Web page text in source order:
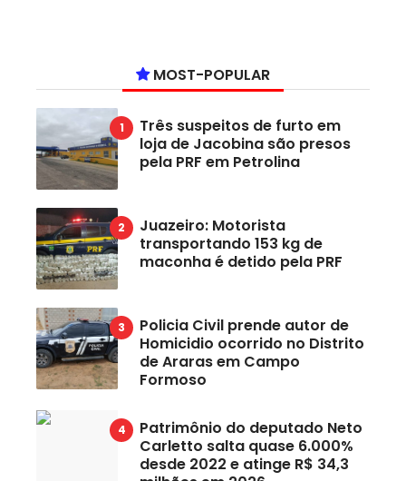
MOST-POPULAR
Três suspeitos de furto em
loja de Jacobina são presos
pela PRF em Petrolina
Juazeiro: Motorista
transportando 153 kg de
maconha é detido pela PRF
Policia Civil prende autor de
Homicidio ocorrido no Distrito
de Araras em Campo
Formoso
Patrimônio do deputado Neto
Carletto salta quase 6.000%
desde 2022 e atinge R$ 34,3